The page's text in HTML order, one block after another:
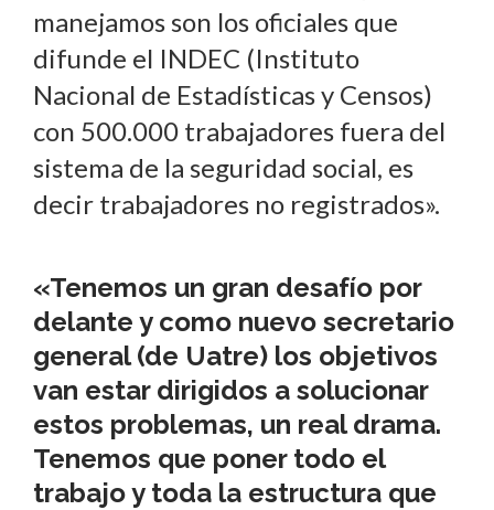
manejamos son los oficiales que
difunde el INDEC (Instituto
Nacional de Estadísticas y Censos)
con 500.000 trabajadores fuera del
sistema de la seguridad social, es
decir trabajadores no registrados».
«Tenemos un gran desafío por
delante y como nuevo secretario
general (de Uatre) los objetivos
van estar dirigidos a solucionar
estos problemas, un real drama.
Tenemos que poner todo el
trabajo y toda la estructura que